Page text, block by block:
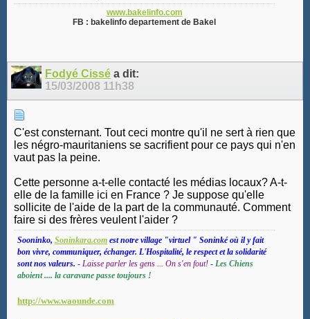
www.bakelinfo.com
FB : bakelinfo departement de Bakel
Fodyé Cissé a dit:
15/03/2008 11h38
C'est consternant. Tout ceci montre qu'il ne sert à rien que
les négro-mauritaniens se sacrifient pour ce pays qui n'en
vaut pas la peine.
Cette personne a-t-elle contacté les médias locaux? A-t-
elle de la famille ici en France ? Je suppose qu'elle
sollicite de l'aide de la part de la communauté. Comment
faire si des frères veulent l'aider ?
Sooninko, Soninkara.com est notre village "virtuel " Soninké où il y fait
bon vivre, communiquer, échanger. L'Hospitalité, le respect et la solidarité
sont nos valeurs. - Laisse parler les gens ... On s'en fout! - Les Chiens
aboient .... la caravane passe toujours !
http://www.waounde.com